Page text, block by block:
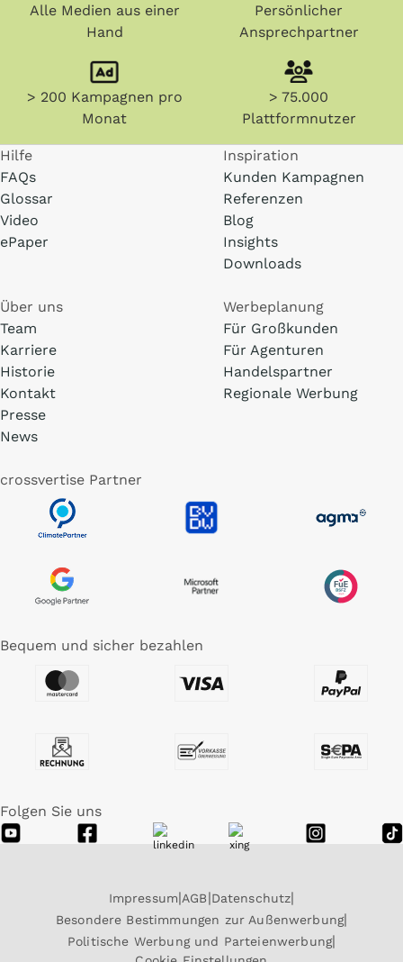
Alle Medien aus einer
Hand
Persönlicher
Ansprechpartner
> 200 Kampagnen pro
Monat
> 75.000
Plattformnutzer
Hilfe
FAQs
Glossar
Video
ePaper
Inspiration
Kunden Kampagnen
Referenzen
Blog
Insights
Downloads
Über uns
Team
Karriere
Historie
Kontakt
Presse
News
Werbeplanung
Für Großkunden
Für Agenturen
Handelspartner
Regionale Werbung
crossvertise Partner
Bequem und sicher bezahlen
Folgen Sie uns
Impressum AGB Datenschutz
Besondere Bestimmungen zur Außenwerbung
Politische Werbung und Parteienwerbung